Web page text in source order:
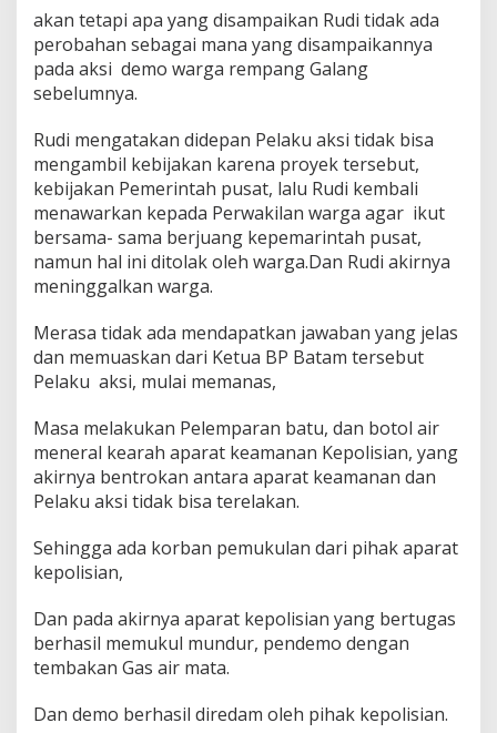
akan tetapi apa yang disampaikan Rudi tidak ada
perobahan sebagai mana yang disampaikannya
pada aksi demo warga rempang Galang
sebelumnya.
Rudi mengatakan didepan Pelaku aksi tidak bisa
mengambil kebijakan karena proyek tersebut,
kebijakan Pemerintah pusat, lalu Rudi kembali
menawarkan kepada Perwakilan warga agar ikut
bersama- sama berjuang kepemarintah pusat,
namun hal ini ditolak oleh warga.Dan Rudi akirnya
meninggalkan warga.
Merasa tidak ada mendapatkan jawaban yang jelas
dan memuaskan dari Ketua BP Batam tersebut
Pelaku aksi, mulai memanas,
Masa melakukan Pelemparan batu, dan botol air
meneral kearah aparat keamanan Kepolisian, yang
akirnya bentrokan antara aparat keamanan dan
Pelaku aksi tidak bisa terelakan.
Sehingga ada korban pemukulan dari pihak aparat
kepolisian,
Dan pada akirnya aparat kepolisian yang bertugas
berhasil memukul mundur, pendemo dengan
tembakan Gas air mata.
Dan demo berhasil diredam oleh pihak kepolisian.